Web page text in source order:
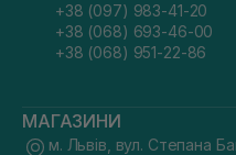
+38 (097) 983-41-20
+38 (068) 693-46-00
+38 (068) 951-22-86
МАГАЗИНИ
м. Львів, вул. Степана